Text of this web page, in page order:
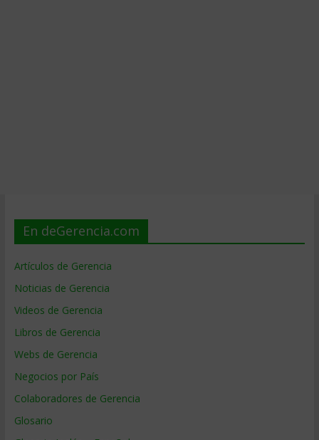
En deGerencia.com
Artículos de Gerencia
Noticias de Gerencia
Videos de Gerencia
Libros de Gerencia
Webs de Gerencia
Negocios por País
Colaboradores de Gerencia
Glosario